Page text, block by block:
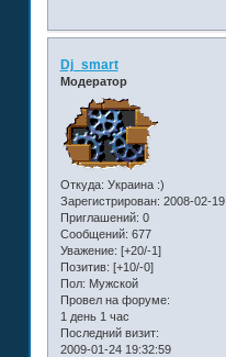
Dj_smart
Модератор
Откуда: Украина :)
Зарегистрирован: 2008-02-19
Приглашений: 0
Сообщений: 677
Уважение: [+20/-1]
Позитив: [+10/-0]
Пол: Мужской
Провел на форуме:
1 день 1 час
Последний визит:
2009-01-24 19:32:59